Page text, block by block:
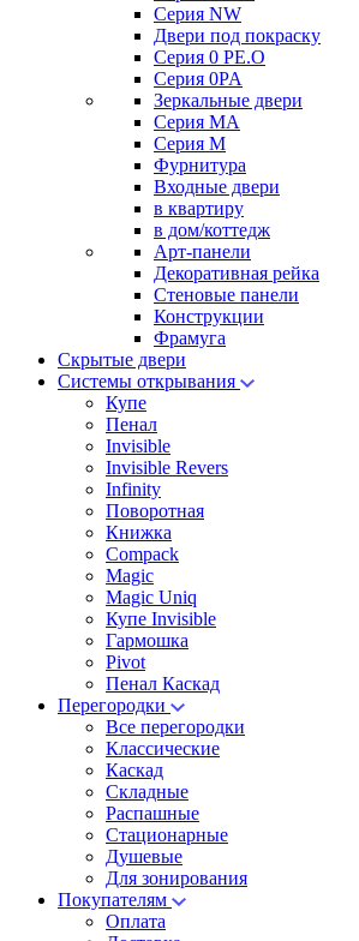
Серия NW
Двери под покраску
Серия 0 PE.O
Серия 0PA
Зеркальные двери
Серия MA
Серия M
Фурнитура
Входные двери
в квартиру
в дом/коттедж
Арт-панели
Декоративная рейка
Стеновые панели
Конструкции
Фрамуга
Скрытые двери
Системы открывания
Купе
Пенал
Invisible
Invisible Revers
Infinity
Поворотная
Книжка
Compack
Magic
Magic Uniq
Купе Invisible
Гармошка
Pivot
Пенал Каскад
Перегородки
Все перегородки
Классические
Каскад
Складные
Распашные
Стационарные
Душевые
Для зонирования
Покупателям
Оплата